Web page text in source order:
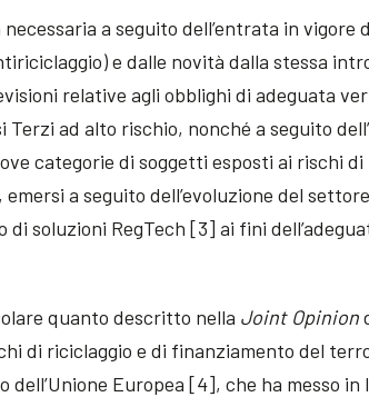
a seguito dell’entrata in vigore
e dalle novità dalla stessa
relative agli obblighi di adeguata
Terzi ad alto rischio, nonché a seguito
categorie di soggetti esposti ai rischi di
a seguito dell’evoluzione del
di soluzioni RegTech [3] ai fini
quanto descritto nella Joint Opinion
di riciclaggio e di finanziamento del
Europea [4], che ha messo in